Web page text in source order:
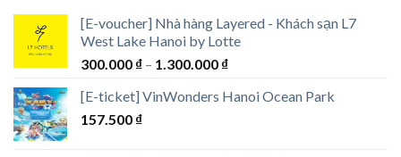
[E-voucher] Nhà hàng Layered - Khách sạn L7
West Lake Hanoi by Lotte
300.000 ₫ – 1.300.000 ₫Khoảng
từ
[E-ticket] VinWonders Hanoi Ocean Park
157.500 ₫